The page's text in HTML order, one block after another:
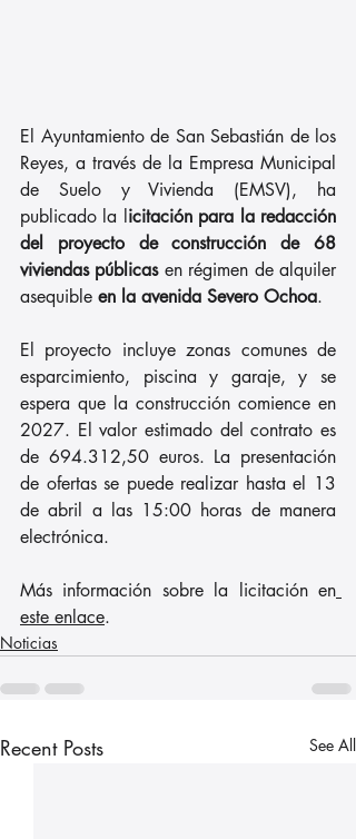
El Ayuntamiento de San Sebastián de los
Reyes, a través de la Empresa Municipal
de Suelo y Vivienda (EMSV), ha
publicado la licitación para la redacción
del proyecto de construcción de 68
viviendas públicas en régimen de alquiler
asequible en la avenida Severo Ochoa.
El proyecto incluye zonas comunes de
esparcimiento, piscina y garaje, y se
espera que la construcción comience en
2027. El valor estimado del contrato es
de 694.312,50 euros. La presentación
de ofertas se puede realizar hasta el 13
de abril a las 15:00 horas de manera
electrónica.
Más información sobre la licitación en
este enlace.
Noticias
Recent Posts See All